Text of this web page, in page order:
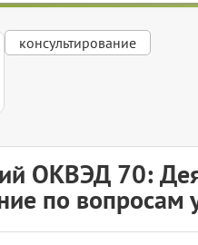
консультирование
ОКВЭД 70:
по вопросам